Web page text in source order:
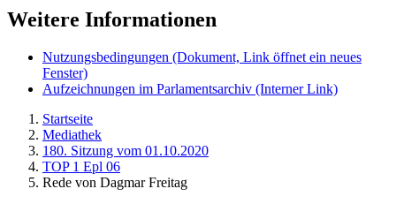
Weitere Informationen
Nutzungsbedingungen (Dokument, Link öffnet ein neues
Fenster)
Aufzeichnungen im Parlamentsarchiv (Interner Link)
Startseite
Mediathek
180. Sitzung vom 01.10.2020
TOP 1 Epl 06
Rede von Dagmar Freitag